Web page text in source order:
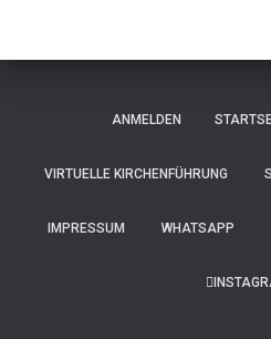
ANMELDEN
VIRTUELLE KIRCHENFÜHRUNG
IMPRESSUM WHATSAPP